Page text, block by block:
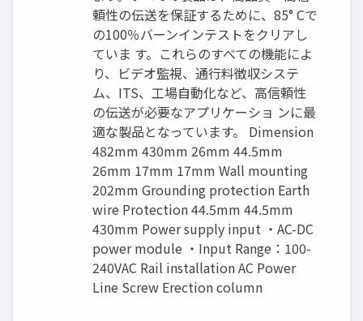
頼性の伝送を保証するために、85° Cで
の100％バーンインテストをクリアし
ていま す。これらのすべての機能によ
り、ビデオ監視、通行料徴収システ
ム、ITS、工場自動化など、高信頼性
の伝送が必要なアプリケーショ ンに最
適な製品となっています。 Dimension
482mm 430mm 26mm 44.5mm
26mm 17mm 17mm Wall mounting
202mm Grounding protection Earth
wire Protection 44.5mm 44.5mm
430mm Power supply input ・AC-DC
power module ・Input Range：100-
240VAC Rail installation AC Power
Line Screw Erection column